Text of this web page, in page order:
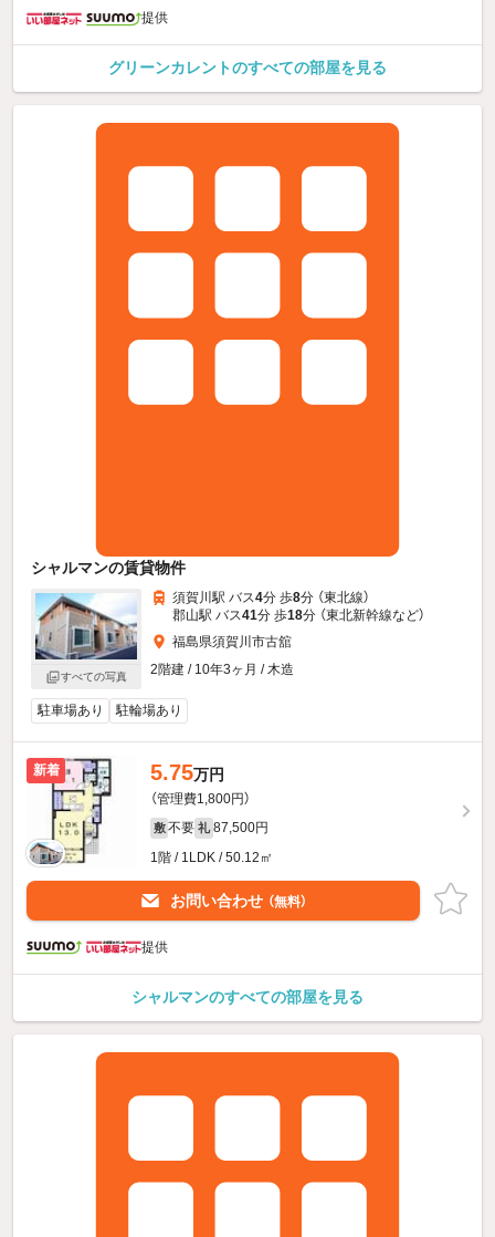
提供
グリーンカレントのすべての部屋を見る
シャルマンの賃貸物件
すべての写真
須賀川駅 バス4分 歩8分 （東北線）
郡山駅 バス41分 歩18分 （東北新幹線など）
福島県須賀川市古舘
2階建 / 10年3ヶ月 / 木造
駐車場あり 駐輪場あり
新着 5.75万円
（管理費1,800円）
敷 不要 礼 87,500円
1階 / 1LDK / 50.12㎡
お問い合わせ （無料）
提供
シャルマンのすべての部屋を見る